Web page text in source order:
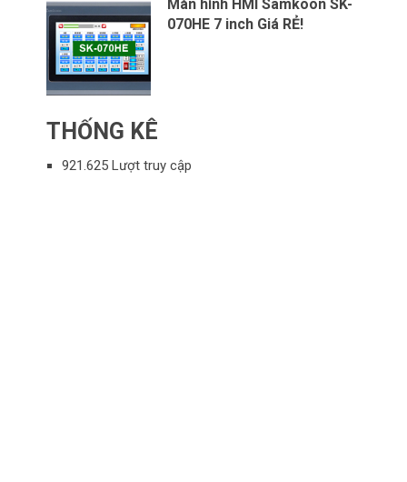
Màn hình HMI Samkoon SK-
070HE 7 inch Giá RẺ!
THỐNG KÊ
921.625 Lượt truy cập